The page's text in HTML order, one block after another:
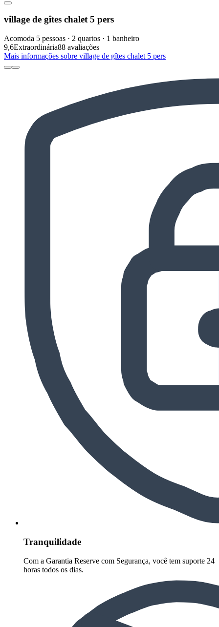
village de gîtes chalet 5 pers
Acomoda 5 pessoas · 2 quartos · 1 banheiro
9,6Extraordinária88 avaliações
Mais informações sobre village de gîtes chalet 5 pers
Tranquilidade
Com a Garantia Reserve com Segurança, você tem suporte 24
horas todos os dias.